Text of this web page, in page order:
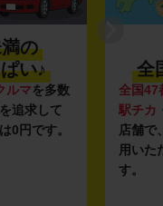
の
い♪
ルマを多数
追求して
0円です。
全
全国47
駅チカ
店舗で
用いた
す。